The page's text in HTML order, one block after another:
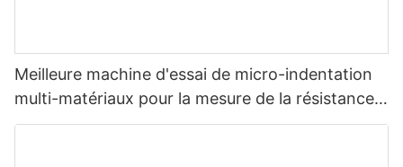
Meilleure machine d'essai de micro-indentation
multi-matériaux pour la mesure de la résistance
et des contraintes - Zhanghua Dryer